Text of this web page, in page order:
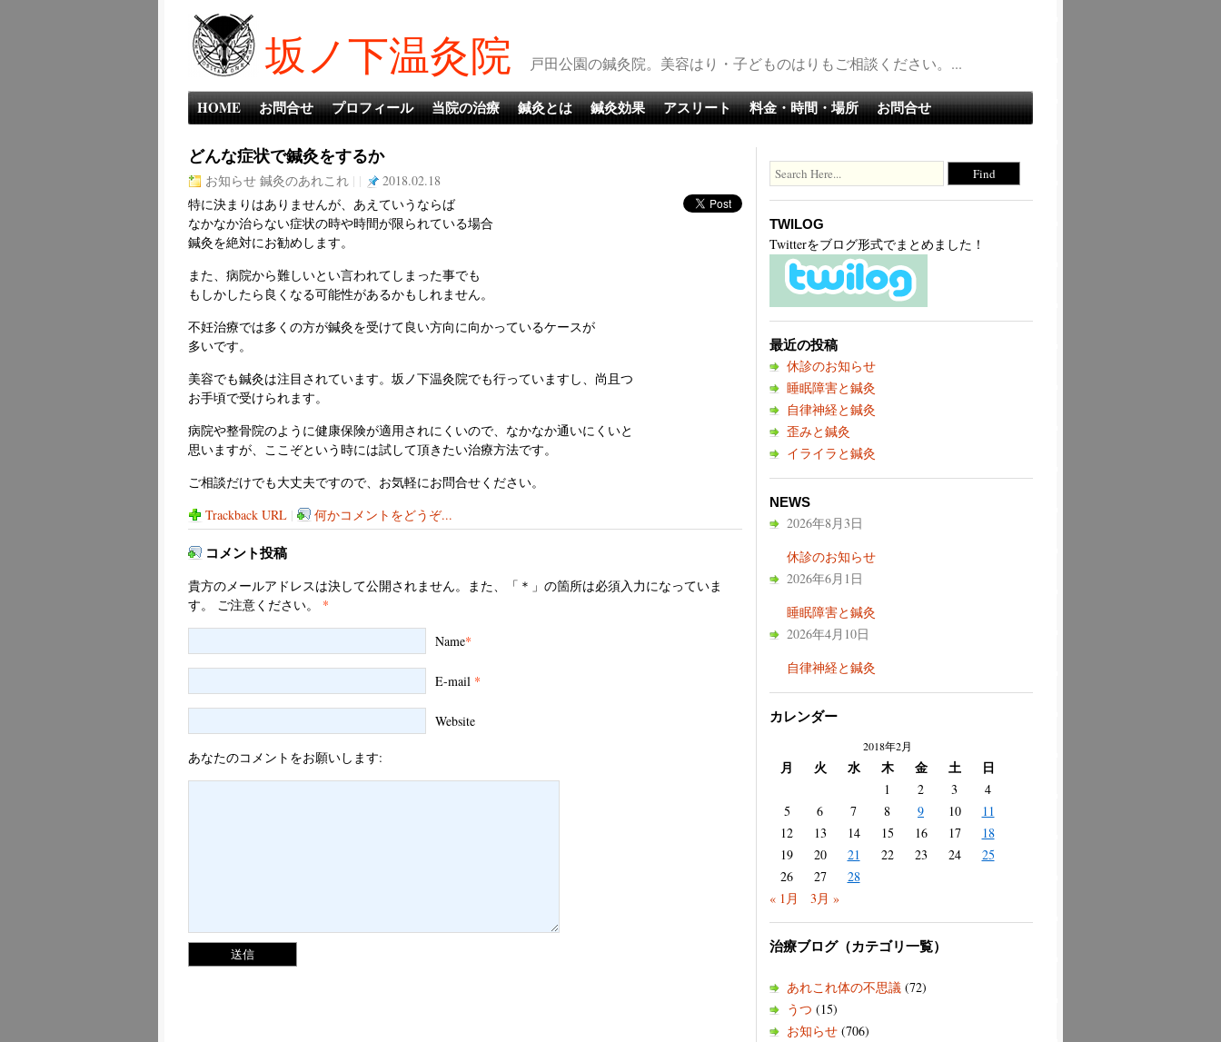
坂ノ下温灸院 戸田公園の鍼灸院。美容はり・子どものはりもご相談ください。...
HOME お問合せ プロフィール 当院の治療 鍼灸とは 鍼灸効果 アスリート 料金・時間・場所 お問合せ
どんな症状で鍼灸をするか
お知らせ 鍼灸のあれこれ | |
2018.02.18
特に決まりはありませんが、あえていうならば
なかなか治らない症状の時や時間が限られている場合
鍼灸を絶対にお勧めします。
また、病院から難しいとい言われてしまった事でも
もしかしたら良くなる可能性があるかもしれません。
不妊治療では多くの方が鍼灸を受けて良い方向に向かっているケースが
多いです。
美容でも鍼灸は注目されています。坂ノ下温灸院でも行っていますし、尚且つ
お手頃で受けられます。
病院や整骨院のように健康保険が適用されにくいので、なかなか通いにくいと
思いますが、ここぞという時には試して頂きたい治療方法です。
ご相談だけでも大丈夫ですので、お気軽にお問合せください。
Trackback URL | 何かコメントをどうぞ...
コメント投稿
貴方のメールアドレスは決して公開されません。また、「＊」の箇所は必須入力になっていま
す。 ご注意ください。 *
Name*
E-mail *
Website
あなたのコメントをお願いします:
TWILOG
Twitterをブログ形式でまとめました！
最近の投稿
休診のお知らせ
睡眠障害と鍼灸
自律神経と鍼灸
歪みと鍼灸
イライラと鍼灸
NEWS
2026年8月3日
休診のお知らせ
2026年6月1日
睡眠障害と鍼灸
2026年4月10日
自律神経と鍼灸
カレンダー
2018年2月
月 火 水 木 金 土 日
1 2 3
4
5
6 7 8 9 10
11
12
13 14 15 16 17
18
19
20 21 22 23 24
25
26
27
28
« 1月
3月 »
治療ブログ（カテゴリ一覧）
あれこれ体の不思議 (72)
うつ (15)
お知らせ (706)